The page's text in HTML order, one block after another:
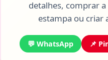
detalhes, comprar
estampa ou criar
💬 WhatsApp 📌